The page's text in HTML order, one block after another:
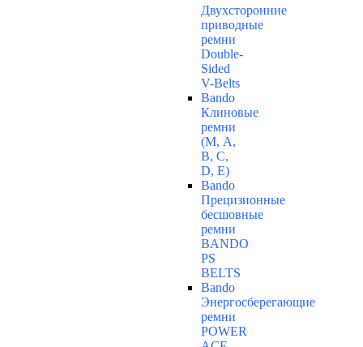
Двухсторонние
приводные
ремни
Double-
Sided
V-Belts
Bando
Клиновые
ремни
(М, A,
B, C,
D, Е)
Bando
Прецизионные
бесшовные
ремни
BANDO
PS
BELTS
Bando
Энергосберегающие
ремни
POWER